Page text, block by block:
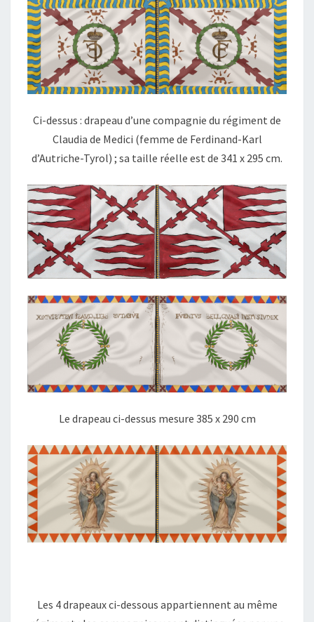
Ci-dessus : drapeau d’une compagnie du régiment de
Claudia de Medici (femme de Ferdinand-Karl
d’Autriche-Tyrol) ; sa taille réelle est de 341 x 295 cm.
Le drapeau ci-dessus mesure 385 x 290 cm
Les 4 drapeaux ci-dessous appartiennent au même